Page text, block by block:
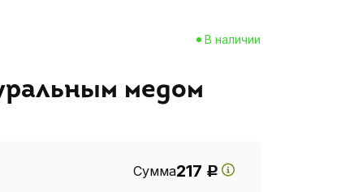
В наличии
медом
Сумма217 Р